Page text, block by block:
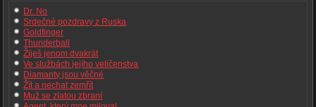
Dr. No
Srdečné pozdravy z Ruska
Goldfinger
Thunderball
Žiješ jenom dvakrát
Ve službách jejího veličenstva
Diamanty jsou věčné
Žít a nechat zemřít
Muž se zlatou zbraní